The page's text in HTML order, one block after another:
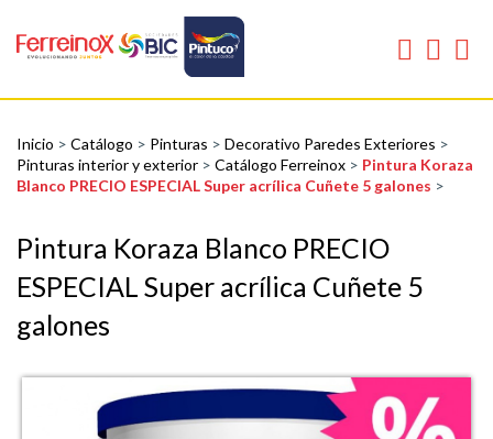
Inicio > Catálogo > Pinturas > Decorativo Paredes Exteriores >
Pinturas interior y exterior > Catálogo Ferreinox > Pintura Koraza
Blanco PRECIO ESPECIAL Super acrílica Cuñete 5 galones >
Pintura Koraza Blanco PRECIO
ESPECIAL Super acrílica Cuñete 5
galones